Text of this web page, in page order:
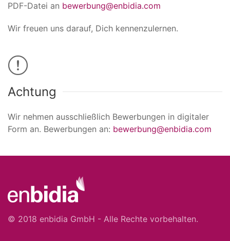
PDF-Datei an bewerbung@enbidia.com
Wir freuen uns darauf, Dich kennenzulernen.
Achtung
Wir nehmen ausschließlich Bewerbungen in digitaler
Form an. Bewerbungen an: bewerbung@enbidia.com
© 2018 enbidia GmbH - Alle Rechte vorbehalten.